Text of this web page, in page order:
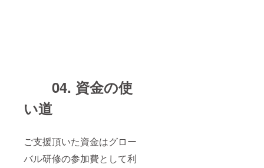
04. 資金の使
い道
ご支援頂いた資金はグロー
バル研修の参加費として利